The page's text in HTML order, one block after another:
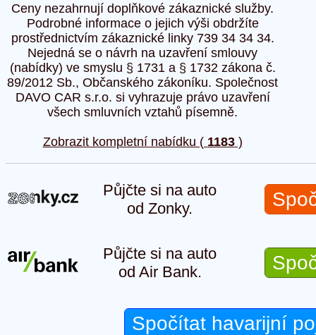
Ceny nezahrnují doplňkové zákaznické služby.
Podrobné informace o jejich výši obdržíte
prostřednictvím zákaznické linky 739 34 34 34.
Nejedná se o návrh na uzavření smlouvy
(nabídky) ve smyslu § 1731 a § 1732 zákona č.
89/2012 Sb., Občanského zákoníku. Společnost
DAVO CAR s.r.o. si vyhrazuje právo uzavření
všech smluvních vztahů písemně.
Zobrazit kompletní nabídku ( 1183)
Půjčte si na auto
od Zonky.
Půjčte si na auto
od Air Bank.
Spočítat havarijní